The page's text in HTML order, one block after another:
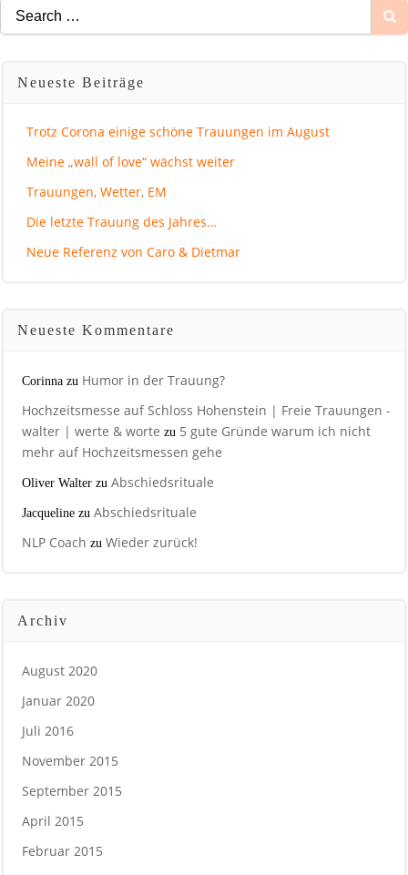
Search
for:
Neueste Beiträge
Trotz Corona einige schöne Trauungen im August
Meine „wall of love“ wächst weiter
Trauungen, Wetter, EM
Die letzte Trauung des Jahres…
Neue Referenz von Caro & Dietmar
Neueste Kommentare
Corinna zu Humor in der Trauung?
Hochzeitsmesse auf Schloss Hohenstein | Freie Trauungen -
walter | werte & worte zu 5 gute Gründe warum ich nicht
mehr auf Hochzeitsmessen gehe
Oliver Walter zu Abschiedsrituale
Jacqueline zu Abschiedsrituale
NLP Coach zu Wieder zurück!
Archiv
August 2020
Januar 2020
Juli 2016
November 2015
September 2015
April 2015
Februar 2015